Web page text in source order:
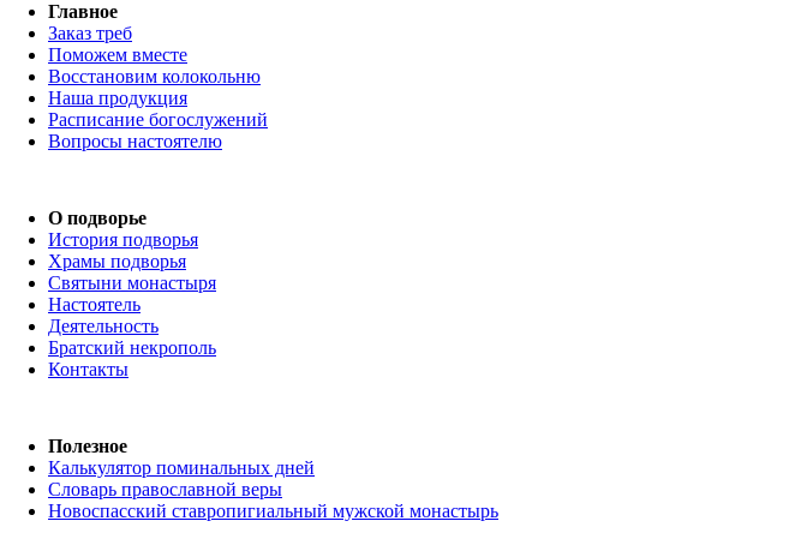
Главное
Заказ треб
Поможем вместе
Восстановим колокольню
Наша продукция
Расписание богослужений
Вопросы настоятелю
О подворье
История подворья
Храмы подворья
Святыни монастыря
Настоятель
Деятельность
Братский некрополь
Контакты
Полезное
Калькулятор поминальных дней
Словарь православной веры
Новоспасский ставропигиальный мужской монастырь